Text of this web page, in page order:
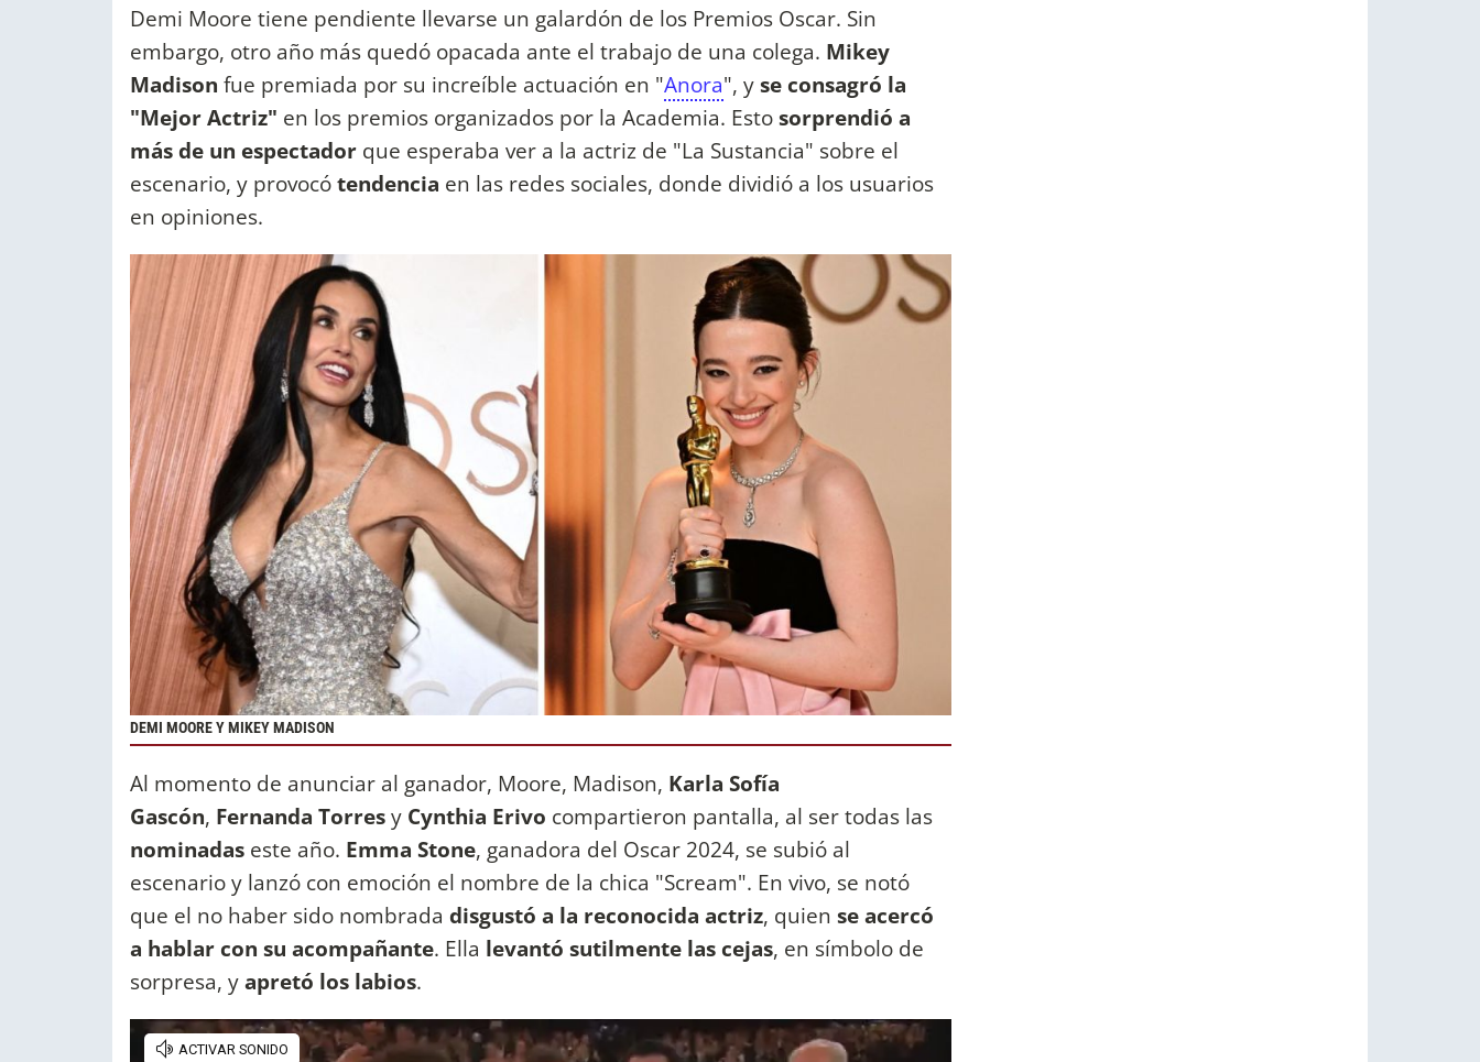
Demi Moore tiene pendiente llevarse un galardón de los Premios Oscar. Sin
embargo, otro año más quedó opacada ante el trabajo de una colega. Mikey
Madison fue premiada por su increíble actuación en "Anora", yse consagró la
"Mejor Actriz" en los premios organizados por la Academia. Estosorprendió a
más de un espectador que esperaba ver a la actriz de "La Sustancia" sobre el
escenario, y provocótendencia en las redes sociales, donde dividió a los usuarios
en opiniones.
DEMI MOORE Y MIKEY MADISON
Al momento de anunciar al ganador, Moore, Madison, Karla Sofía
Gascón, Fernanda Torresy Cynthia Erivo compartieron pantalla, al ser todas las
nominadas este año. Emma Stone, ganadora del Oscar 2024, se subió al
escenario y lanzó con emoción el nombre de la chica "Scream". En vivo, se notó
que el no haber sido nombrada disgustó a la reconocida actriz, quien se acercó
a hablar con su acompañante. Ella levantó sutilmente las cejas, en símbolo de
sorpresa, yapretó los labios.